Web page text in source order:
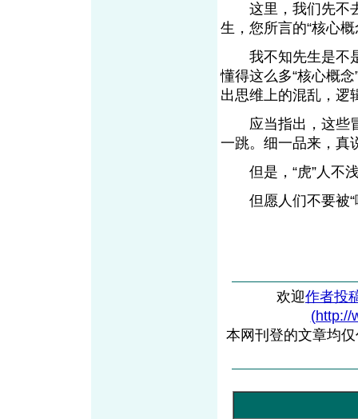
这里，我们先不去
生，您所言的“核心
我不知先生是不是
懂得这么多“核心概
出思维上的混乱，逻
应当指出，这些冒
一跳。细一品来，真
但是，“虎”人不浅
但愿人们不要被“
欢迎作者投
(http://
本网刊登的文章均